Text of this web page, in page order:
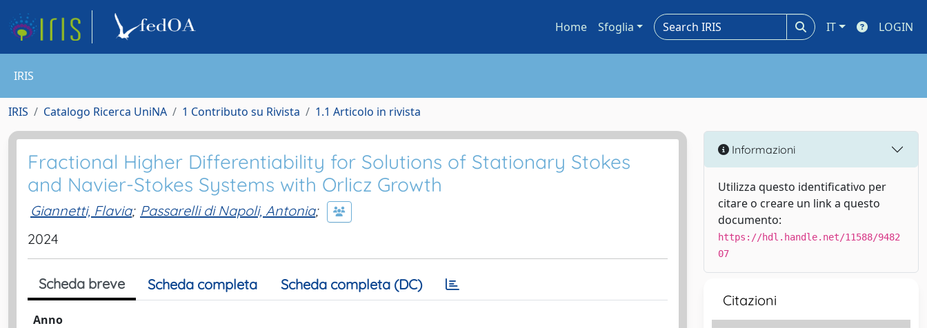
Home Sfoglia IT LOGIN
IRIS
IRIS Catalogo Ricerca UniNA 1 Contributo su Rivista 1.1 Articolo in rivista
Fractional Higher Differentiability for Solutions of Stationary Stokes
and Navier-Stokes Systems with Orlicz Growth
Giannetti, Flavia; Passarelli di Napoli, Antonia;
2024
Scheda breve Scheda completa Scheda completa (DC)
Anno
Informazioni
Utilizza questo identificativo per
citare o creare un link a questo
documento:
https://hdl.handle.net/11588/9482
07
Citazioni